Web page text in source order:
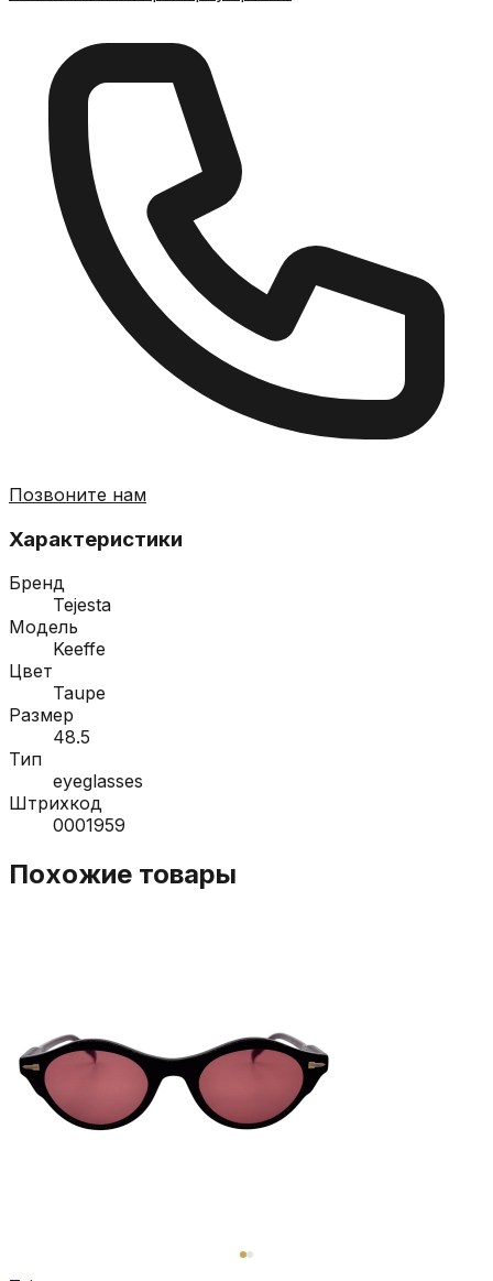
Позвоните нам
Характеристики
Бренд
Tejesta
Модель
Keeffe
Цвет
Taupe
Размер
48.5
Тип
eyeglasses
Штрихкод
0001959
Похожие товары